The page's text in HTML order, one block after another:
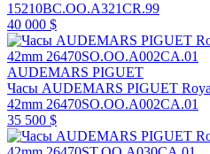
15210BC.OO.A321CR.99
40 000 $
AUDEMARS PIGUET
Часы AUDEMARS PIGUET
42mm 26470SO.OO.A002CA.01
35 500 $